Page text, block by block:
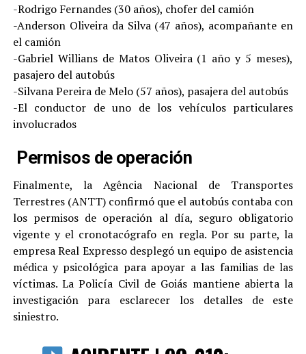
-Rodrigo Fernandes (30 años), chofer del camión
-Anderson Oliveira da Silva (47 años), acompañante en
el camión
-Gabriel Willians de Matos Oliveira (1 año y 5 meses),
pasajero del autobús
-Silvana Pereira de Melo (57 años), pasajera del autobús
-El conductor de uno de los vehículos particulares
involucrados
Permisos de operación
Finalmente, la Agência Nacional de Transportes
Terrestres (ANTT) confirmó que el autobús contaba con
los permisos de operación al día, seguro obligatorio
vigente y el cronotacógrafo en regla. Por su parte, la
empresa Real Expresso desplegó un equipo de asistencia
médica y psicológica para apoyar a las familias de las
víctimas. La Policía Civil de Goiás mantiene abierta la
investigación para esclarecer los detalles de este
siniestro.